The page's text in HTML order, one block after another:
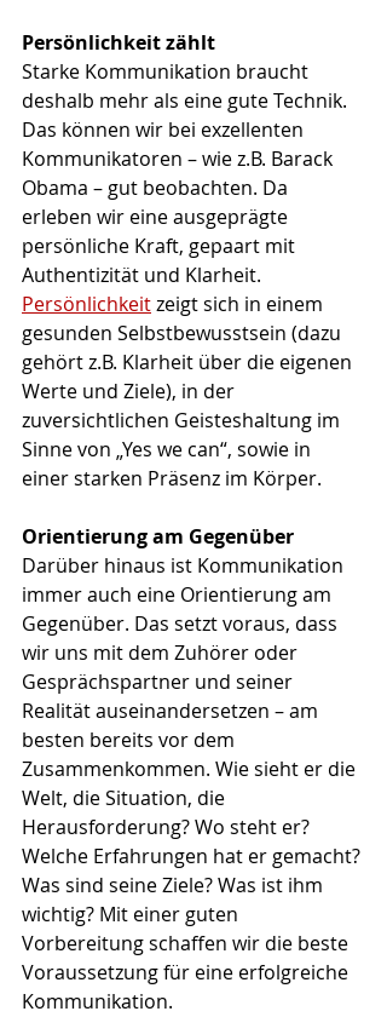
Persönlichkeit zählt
Starke Kommunikation braucht
deshalb mehr als eine gute Technik.
Das können wir bei exzellenten
Kommunikatoren – wie z.B. Barack
Obama – gut beobachten. Da
erleben wir eine ausgeprägte
persönliche Kraft, gepaart mit
Authentizität und Klarheit.
Persönlichkeit zeigt sich in einem
gesunden Selbstbewusstsein (dazu
gehört z.B. Klarheit über die eigenen
Werte und Ziele), in der
zuversichtlichen Geisteshaltung im
Sinne von „Yes we can“, sowie in
einer starken Präsenz im Körper.
Orientierung am Gegenüber
Darüber hinaus ist Kommunikation
immer auch eine Orientierung am
Gegenüber. Das setzt voraus, dass
wir uns mit dem Zuhörer oder
Gesprächspartner und seiner
Realität auseinandersetzen – am
besten bereits vor dem
Zusammenkommen. Wie sieht er die
Welt, die Situation, die
Herausforderung? Wo steht er?
Welche Erfahrungen hat er gemacht?
Was sind seine Ziele? Was ist ihm
wichtig? Mit einer guten
Vorbereitung schaffen wir die beste
Voraussetzung für eine erfolgreiche
Kommunikation.